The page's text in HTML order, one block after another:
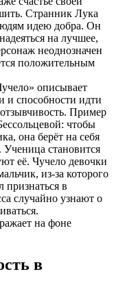
Странник Лука
идею добра. Он
на лучшее,
неоднозначен
положительным
описывает
и способности идти
Пример
чтобы
она берёт на себя
Ученица становится
её. Чучело девочки
из-за которого
признаться в
случайно узнают о
на фоне
в